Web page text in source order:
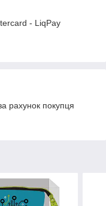
- LiqPay
рахунок покупця